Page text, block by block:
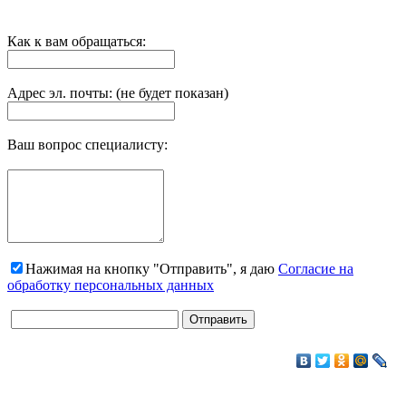
Как к вам обращаться:
Адрес эл. почты: (не будет показан)
Ваш вопрос специалисту:
Нажимая на кнопку "Отправить", я даю Согласие на
обработку персональных данных